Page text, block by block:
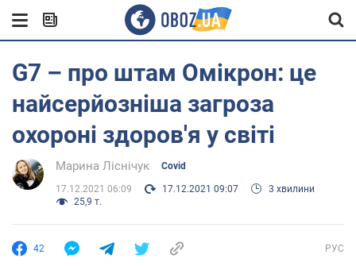
G7 – про штам Омікрон: це
найсерйозніша загроза
охороні здоров'я у світі
Марина Ліснічук Covid
17.12.2021 06:09 17.12.2021 09:07
3 хвилини
25,9 т.
42 РУС